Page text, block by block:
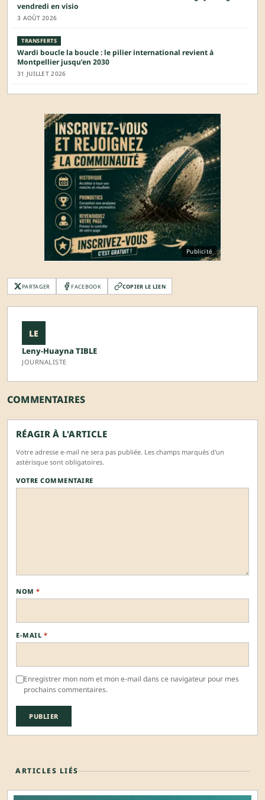
vendredi en visio
3 AOÛT 2026
TRANSFERTS
Wardi boucle la boucle : le pilier international revient à
Montpellier jusqu’en 2030
31 JUILLET 2026
Publicité
PARTAGER FACEBOOK COPIER LE LIEN
LE
Leny-Huayna TIBLE
JOURNALISTE
COMMENTAIRES
RÉAGIR À L'ARTICLE
Votre adresse e-mail ne sera pas publiée. Les champs marqués d'un
astérisque sont obligatoires.
VOTRE COMMENTAIRE
NOM *
E-MAIL *
Enregistrer mon nom et mon e-mail dans ce navigateur pour mes
prochains commentaires.
ARTICLES LIÉS